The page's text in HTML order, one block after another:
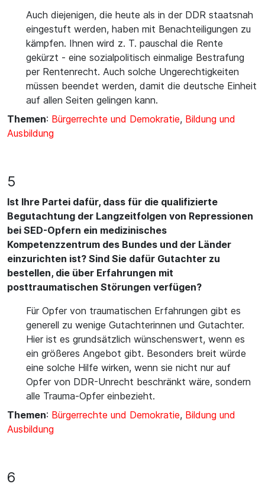
Auch diejenigen, die heute als in der DDR staatsnah
eingestuft werden, haben mit Benachteiligungen zu
kämpfen. Ihnen wird z. T. pauschal die Rente
gekürzt - eine sozialpolitisch einmalige Bestrafung
per Rentenrecht. Auch solche Ungerechtigkeiten
müssen beendet werden, damit die deutsche Einheit
auf allen Seiten gelingen kann.
Themen: Bürgerrechte und Demokratie, Bildung und
Ausbildung
5
Ist Ihre Partei dafür, dass für die qualifizierte
Begutachtung der Langzeitfolgen von Repressionen
bei SED-Opfern ein medizinisches
Kompetenzzentrum des Bundes und der Länder
einzurichten ist? Sind Sie dafür Gutachter zu
bestellen, die über Erfahrungen mit
posttraumatischen Störungen verfügen?
Für Opfer von traumatischen Erfahrungen gibt es
generell zu wenige Gutachterinnen und Gutachter.
Hier ist es grundsätzlich wünschenswert, wenn es
ein größeres Angebot gibt. Besonders breit würde
eine solche Hilfe wirken, wenn sie nicht nur auf
Opfer von DDR-Unrecht beschränkt wäre, sondern
alle Trauma-Opfer einbezieht.
Themen: Bürgerrechte und Demokratie, Bildung und
Ausbildung
6